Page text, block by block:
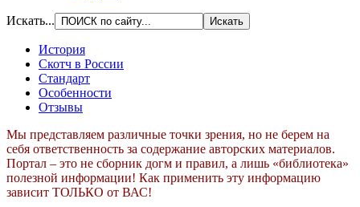
Искать...
История
Скотч в России
Стандарт
Особенности
Отзывы
Мы представляем различные точки зрения, но не берем на
себя ответственность за содержание авторских материалов.
Портал – это не сборник догм и правил, а лишь «библиотека»
полезной информации! Как применить эту информацию
зависит ТОЛЬКО от ВАС!